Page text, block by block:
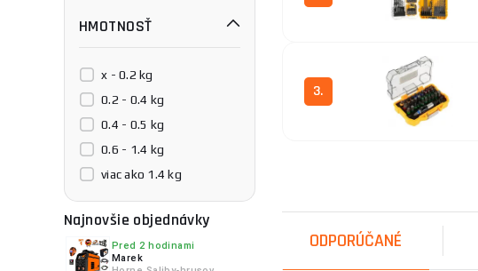
HMOTNOSŤ
x - 0.2 kg
0.2 - 0.4 kg
0.4 - 0.5 kg
0.6 - 1.4 kg
viac ako 1.4 kg
Najnovšie objednávky
Pred 2 hodinami
Marek
3.
ODPORÚČANÉ